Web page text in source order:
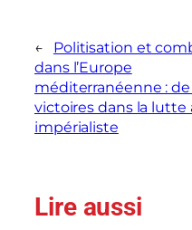
←
Politisation et
dans l’Europe
méditerranéenne :
victoires dans la lutte
impérialiste
Lire aussi